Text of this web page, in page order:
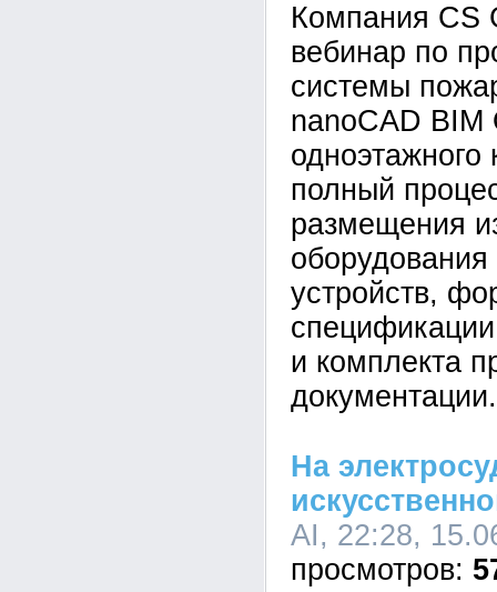
Компания CS
вебинар по
системы
nanoCAD
полный
размещения
устройств,
и комплекта
документации.
На
AI, 22:28,